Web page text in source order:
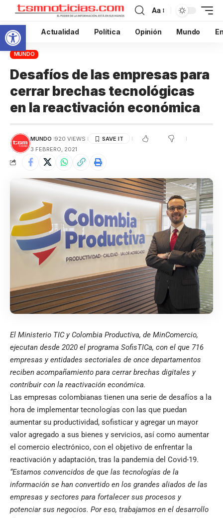
Abrir barra de herramientas
Aa
Inicio Actualidad Política Opinión Mundo
MUNDO
Desafíos de las empresas para
cerrar brechas tecnológicas
en la reactivación económica
MUNDO 920 VIEWS
3 FEBRERO, 2021
El Ministerio TIC y Colombia Productiva, de MinComercio,
ejecutan desde 2020 el programa SofisTICa, con el que 716
empresas y entidades sectoriales de once departamentos
reciben acompañamiento para cerrar brechas digitales y
contribuir con la reactivación económica.
Las empresas colombianas tienen una serie de desafíos a la
hora de implementar tecnologías con las que puedan
aumentar su productividad, sofisticar y agregar un mayor
valor agregado a sus bienes y servicios, así como aumentar
el comercio electrónico, con el objetivo de enfrentar la
reactivación y adaptación, tras la pandemia del Covid-19.
“Estamos convencidos de que las tecnologías de la
información se han convertido en los grandes aliados de las
empresas y sectores para fortalecer sus procesos y
potenciar sus negocios. Por eso, trabajamos en el desarrollo